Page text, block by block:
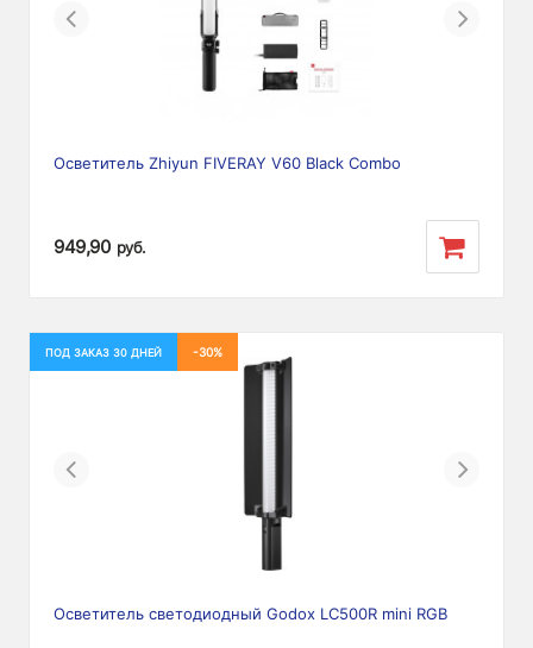
Previous Next
Осветитель Zhiyun FIVERAY V60 Black Combo
949,90 руб.
ПОД ЗАКАЗ 30 ДНЕЙ -30%
Previous Next
Осветитель светодиодный Godox LC500R mini RGB